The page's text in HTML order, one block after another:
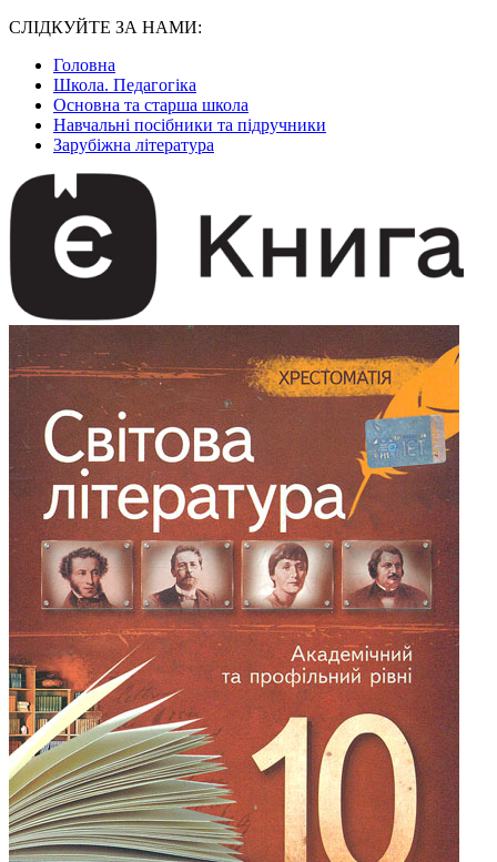
СЛІДКУЙТЕ ЗА НАМИ:
Головна
Школа. Педагогіка
Основна та старша школа
Навчальні посібники та підручники
Зарубіжна література